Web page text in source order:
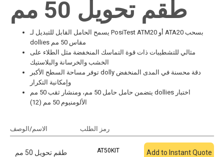
طقم تحويل 50 مم
يسمح الحامل القابل للتبديل لـ PosiTest ATM20 أو ATA20 بسحب
dollies مقاس 50 مم
مثالي للتشطيبات ذات قوة التماسك المنخفضة مثل الطلاء على
الخشب والخرسانة والبلاستيك
توفر مساحة السطح الأكبر dolly دقة محسنة في المدى المنخفض
وإمكانية التكرار
يتضمن حامل حامل 50 مم، ومنشار ثقب 50 مم dollies اختبار
الألومنيوم 50 مم (12)
الاسم/الوصف رمز الطلب
طقم تحويل 50 مم AT50KIT Add to Instant Quote